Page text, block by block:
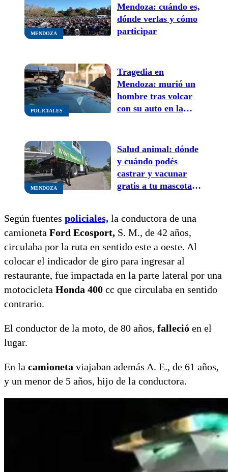
MENDOZA
Mendoza: cuándo es,
dónde verlas y cómo
participar
POLICIALES
Tragedia en
Mendoza: murió un
hombre tras volcar
con su auto en la
MENDOZA
Salud animal: dónde
y cuándo podés
castrar y vacunar
gratis a tu mascota
Según fuentes policiales, la conductora de una
camioneta Ford Ecosport, S. M., de 42 años,
circulaba por la ruta en sentido este a oeste. Al
colocar el indicador de giro para ingresar al
restaurante, fue impactada en la parte lateral por una
motocicleta Honda 400 cc que circulaba en sentido
contrario.
El conductor de la moto, de 80 años, falleció en el
lugar.
En la camioneta viajaban además A. E., de 61 años,
y un menor de 5 años, hijo de la conductora.